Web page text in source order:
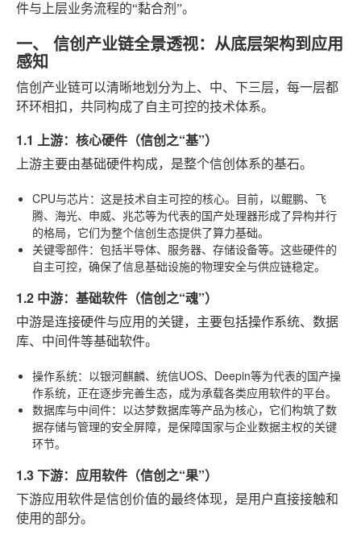
件与上层业务流程的“黏合剂”。
一、 信创产业链全景透视：从底层架构到应用
感知
信创产业链可以清晰地划分为上、中、下三层，每一层都
环环相扣，共同构成了自主可控的技术体系。
1.1 上游：核心硬件（信创之“基”）
上游主要由基础硬件构成，是整个信创体系的基石。
CPU与芯片：这是技术自主可控的核心。目前，以鲲鹏、飞
腾、海光、申威、兆芯等为代表的国产处理器形成了异构并行
的格局，它们为整个信创生态提供了算力基础。
关键零部件：包括半导体、服务器、存储设备等。这些硬件的
自主可控，确保了信息基础设施的物理安全与供应链稳定。
1.2 中游：基础软件（信创之“魂”）
中游是连接硬件与应用的关键，主要包括操作系统、数据
库、中间件等基础软件。
操作系统：以银河麒麟、统信UOS、Deepin等为代表的国产操
作系统，正在逐步完善生态，成为承载各类应用软件的平台。
数据库与中间件：以达梦数据库等产品为核心，它们构筑了数
据存储与管理的安全屏障，是保障国家与企业数据主权的关键
环节。
1.3 下游：应用软件（信创之“果”）
下游应用软件是信创价值的最终体现，是用户直接接触和
使用的部分。